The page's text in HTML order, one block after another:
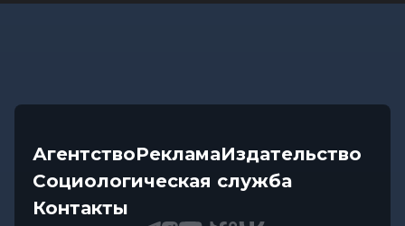
АгентствоРекламаИздательство
Социологическая служба
Контакты